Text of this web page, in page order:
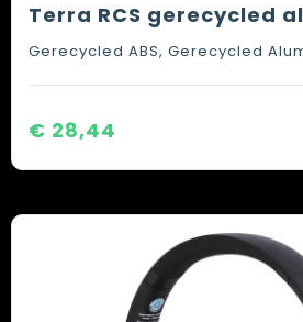
Gerecycled ABS, Gerecycled
€ 28,44